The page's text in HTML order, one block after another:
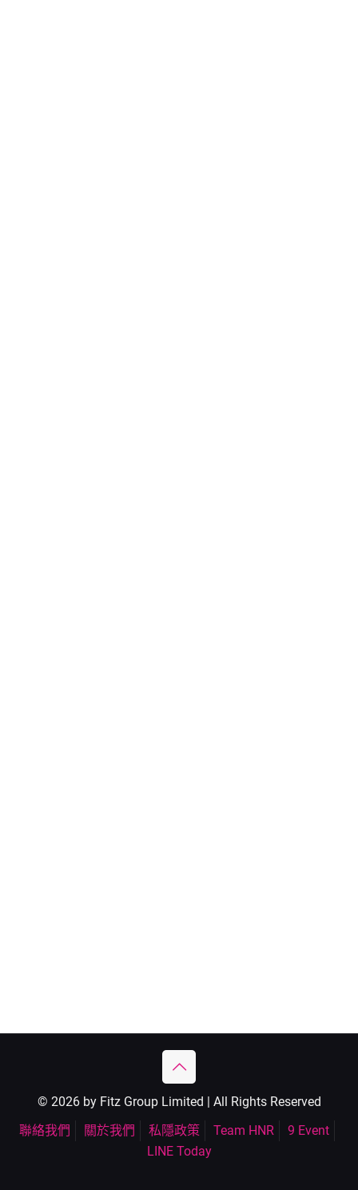
© 2026 by Fitz Group Limited | All Rights Reserved
聯絡我們
關於我們 私隱政策 Team HNR
9 Event
LINE Today